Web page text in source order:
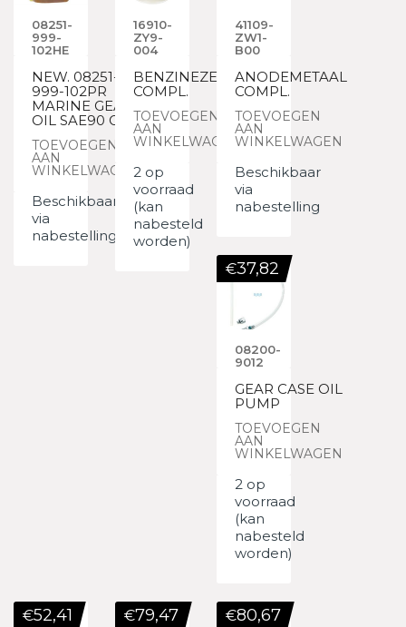
08251-
999-
102HE
NEW. 08251-
999-102PR
MARINE GEAR
OIL SAE90 GL
TOEVOEGEN
AAN
WINKELWAGEN
Beschikbaar
via
nabestelling
16910-
ZY9-
004
BENZINEZEEF
COMPL.
TOEVOEGEN
AAN
WINKELWAGEN
2 op
voorraad
(kan
nabesteld
worden)
41109-
ZW1-
B00
ANODEMETAAL
COMPL.
TOEVOEGEN
AAN
WINKELWAGEN
Beschikbaar
via
nabestelling
08200-
9012
GEAR CASE OIL
PUMP
TOEVOEGEN
AAN
WINKELWAGEN
€37,82
2 op
voorraad
(kan
nabesteld
worden)
€52,41 €79,47 €80,67